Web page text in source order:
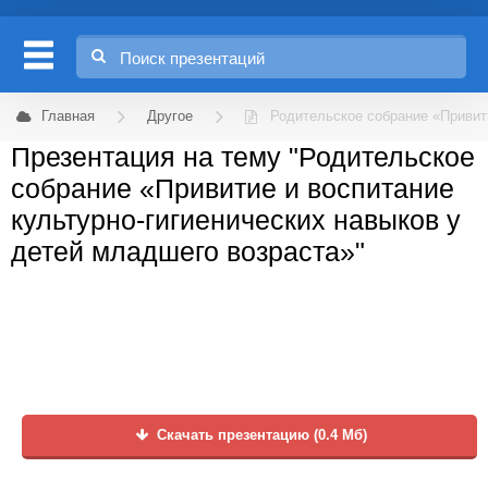
Главная Другое Родительское собрание
Презентация на тему "Родительское
собрание «Привитие и воспитание
культурно-гигиенических навыков у
детей младшего возраста»"
Скачать презентацию (0.4 Мб)